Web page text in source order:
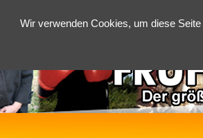
Wir verwenden Cookies, um diese